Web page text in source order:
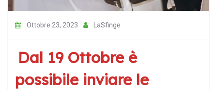
Ottobre 23, 2023 LaSfinge
Dal 19 Ottobre è
possibile inviare le